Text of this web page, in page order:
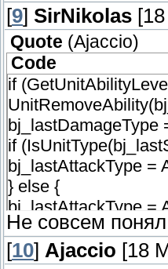
[9] SirNikolas
Quote (Ajaccio)
Code
if
if
bj_lastAttackType =
} else {
bj_lastAttackType
}
} else {
Не совсем
[10] Ajaccio [18